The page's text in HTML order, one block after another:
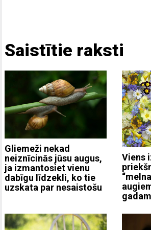
Saistītie raksti
Gliemeži nekad
neiznīcinās jūsu augus,
ja izmantosiet vienu
dabīgu līdzekli, ko tie
uzskata par nesaistošu
Viens
gadam